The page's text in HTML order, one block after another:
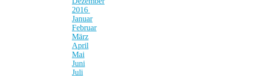
2016
Januar
Februar
März
April
Mai
Juni
Juli